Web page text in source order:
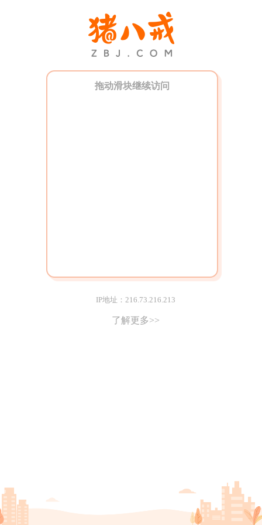
拖动滑块继续访问
IP地址：216.73.216.213
了解更多>>